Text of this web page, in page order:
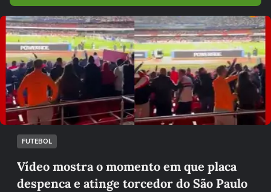
Ops!
Não foi possível reproduzir o vídeo
Tentar novamente
FUTEBOL
Vídeo mostra o momento em que placa
despenca e atinge torcedor do São Paulo